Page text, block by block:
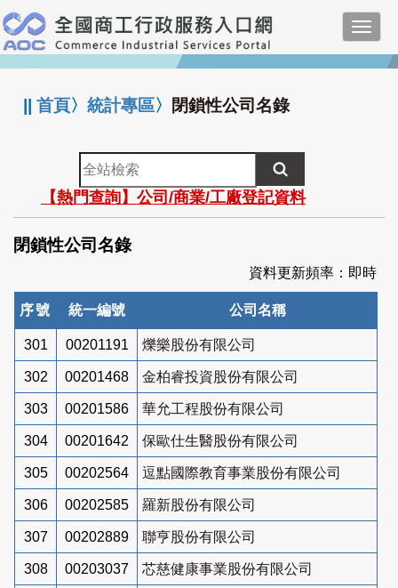
跳
到
主
要
:::
||首頁〉統計專區〉 閉鎖性公司名錄
全
站
檢
索
【熱門查詢】公司/商業/工廠登記資料
閉鎖性公司名錄
資料更新頻率：即時
序號 統一編號 公司名稱
301 00201191 爍樂股份有限公司
302 00201468 金柏睿投資股份有限公司
303 00201586 華允工程股份有限公司
304 00201642 保歐仕生醫股份有限公司
305 00202564 逗點國際教育事業股份有限公司
306 00202585 羅新股份有限公司
307 00202889 聯亨股份有限公司
308 00203037 芯慈健康事業股份有限公司